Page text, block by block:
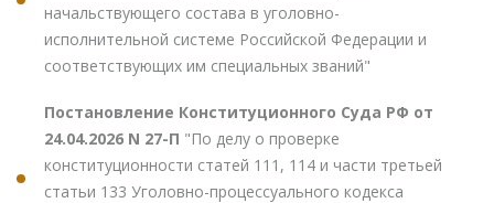
начальствующего состава в уголовно-
исполнительной системе Российской Федерации и
соответствующих им специальных званий"
Постановление Конституционного Суда РФ от
24.04.2026 N 27-П "По делу о проверке
конституционности статей 111, 114 и части третьей
статьи 133 Уголовно-процессуального кодекса